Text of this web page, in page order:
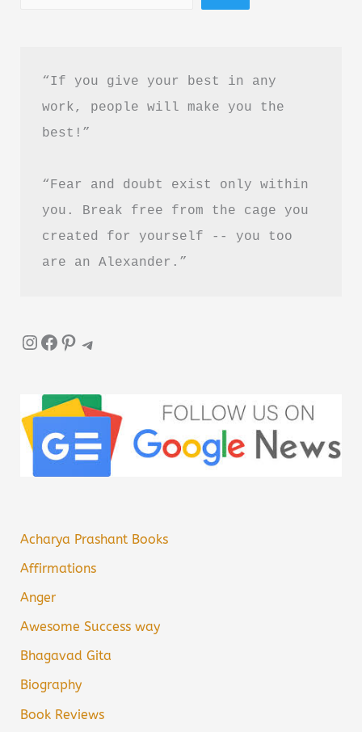
Hindi
“If you give your best in any
work, people will make you the
best!”
“Fear and doubt exist only within
you. Break free from the cage you
created for yourself -- you too
are an Alexander.”
InstagramFacebook Pinterest Telegram
Acharya Prashant Books
Affirmations
Anger
Awesome Success way
Bhagavad Gita
Biography
Book Reviews